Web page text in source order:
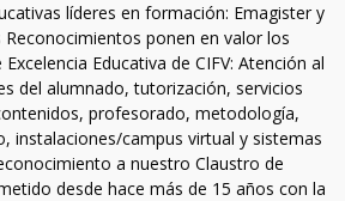
líderes en formación: Emagister y
Reconocimientos ponen en valor los
Educativa de CIFV: Atención al
del alumnado, tutorización, servicios
profesorado, metodología,
instalaciones/campus virtual y sistemas
a nuestro Claustro de
desde hace más de 15 años con la